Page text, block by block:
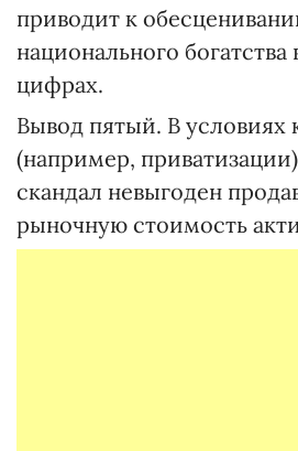
приводит к
национального
цифрах.
Вывод пятый. В
(например,
скандал невыгоден
рыночную стоимость